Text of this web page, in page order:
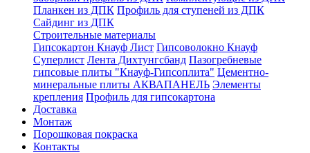
Планкен из ДПК Профиль для ступеней из ДПК
Сайдинг из ДПК
Строительные материалы
Гипсокартон Кнауф Лист Гипсоволокно Кнауф
Суперлист Лента Дихтунгсбанд Пазогребневые
гипсовые плиты "Кнауф-Гипсоплита" Цементно-
минеральные плиты АКВАПАНЕЛЬ Элементы
крепления Профиль для гипсокартона
Доставка
Монтаж
Порошковая покраска
Контакты